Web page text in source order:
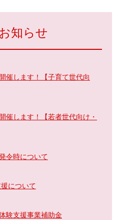
知らせ
催します！【子育て世代向
催します！【若者世代向け・
令時について
について
験支援事業補助金